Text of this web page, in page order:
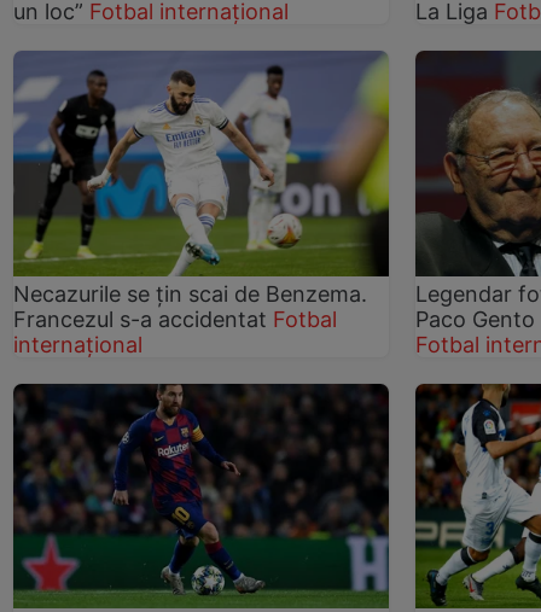
un loc” Fotbal internațional
La Liga
Necazurile se țin scai de Benzema.
Francezul s-a accidentat Fotbal
internațional
Legendar
Paco
Fotbal